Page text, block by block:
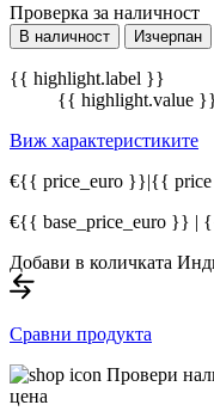
Проверка за наличност
В наличност Изчерпан
{{ highlight.label }}
{{ highlight.value
Виж характеристиките
€{{ price_euro }}|{{
€{{ base_price_euro }} |
Добави в количката
Сравни продукта
Провери
цена